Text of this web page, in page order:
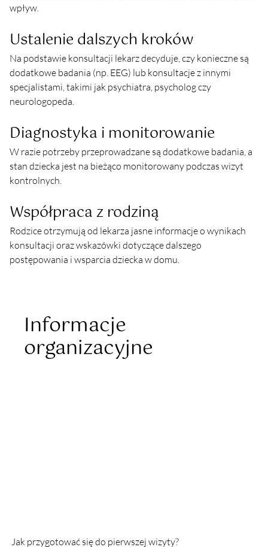
wpływ.
Ustalenie dalszych kroków
Na podstawie konsultacji lekarz decyduje, czy konieczne są
dodatkowe badania (np. EEG) lub konsultacje z innymi
specjalistami, takimi jak psychiatra, psycholog czy
neurologopeda.
Diagnostyka i monitorowanie
W razie potrzeby przeprowadzane są dodatkowe badania, a
stan dziecka jest na bieżąco monitorowany podczas wizyt
kontrolnych.
Współpraca z rodziną
Rodzice otrzymują od lekarza jasne informacje o wynikach
konsultacji oraz wskazówki dotyczące dalszego
postępowania i wsparcia dziecka w domu.
Informacje
organizacyjne
Jak przygotować się do pierwszej wizyty?